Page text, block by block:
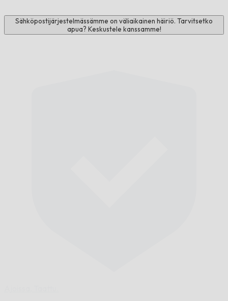
Sähköpostijärjestelmässämme on väliaikainen häiriö. Tarvitsetko
apua? Keskustele kanssamme!